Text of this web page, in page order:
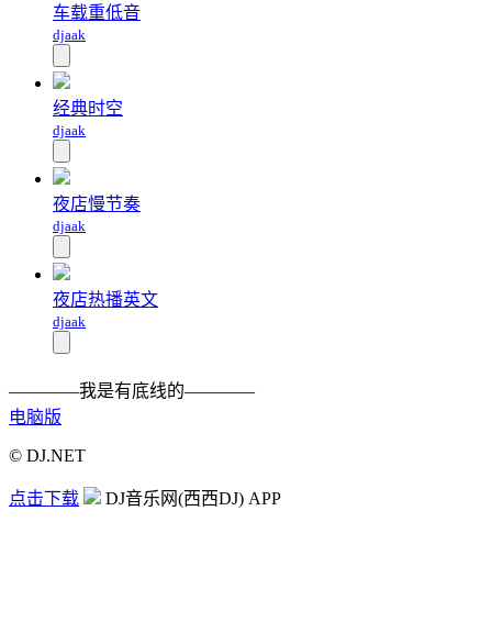
车载重低音
djaak
经典时空
djaak
夜店慢节奏
djaak
夜店热播英文
djaak
————我是有底线的————
电脑版
© DJ.NET
点击下载 DJ音乐网(西西DJ) APP